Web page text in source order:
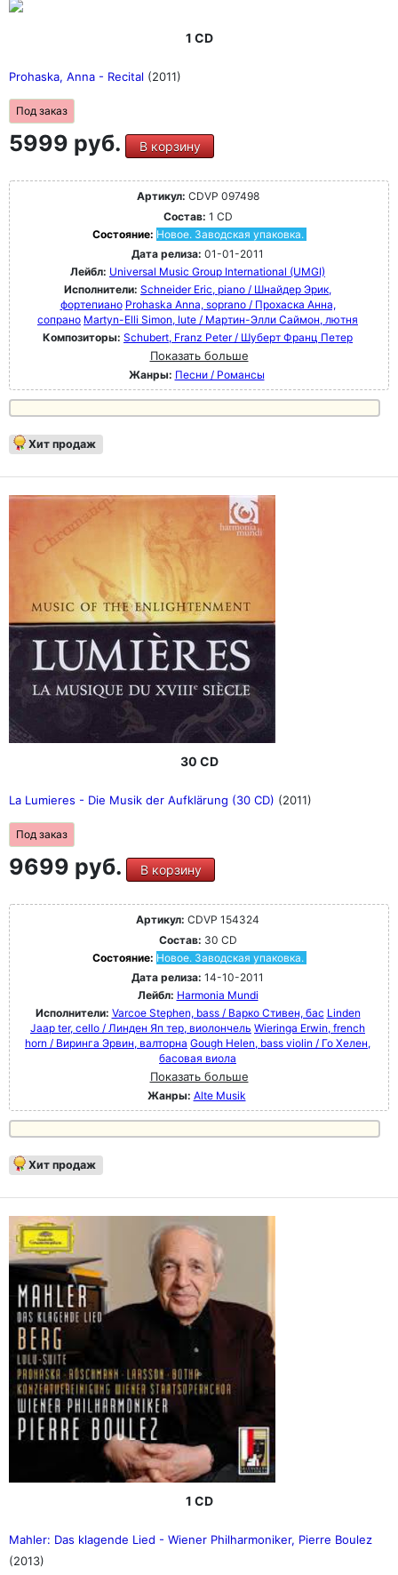
1 CD
Prohaska, Anna - Recital (2011)
Под заказ
5999 руб. В корзину
Артикул: CDVP 097498
Состав: 1 CD
Состояние: Новое. Заводская упаковка.
Дата релиза: 01-01-2011
Лейбл: Universal Music Group International (UMGI)
Исполнители: Schneider Eric, piano / Шнайдер Эрик,
фортепиано Prohaska Anna, soprano / Прохаска Анна,
сопрано Martyn-Elli Simon, lute / Мартин-Элли Саймон, лютня
Композиторы: Schubert, Franz Peter / Шуберт Франц Петер
Показать больше
Жанры: Песни / Романсы
Хит продаж
30 CD
La Lumieres - Die Musik der Aufklärung (30 CD) (2011)
Под заказ
9699 руб. В корзину
Артикул: CDVP 154324
Состав: 30 CD
Состояние: Новое. Заводская упаковка.
Дата релиза: 14-10-2011
Лейбл: Harmonia Mundi
Исполнители: Varcoe Stephen, bass / Варко Стивен, бас Linden
Jaap ter, cello / Линден Яп тер, виолончель Wieringa Erwin, french
horn / Виринга Эрвин, валторна Gough Helen, bass violin / Го Хелен,
басовая виола
Показать больше
Жанры: Alte Musik
Хит продаж
1 CD
Mahler: Das klagende Lied - Wiener Philharmoniker, Pierre Boulez
(2013)